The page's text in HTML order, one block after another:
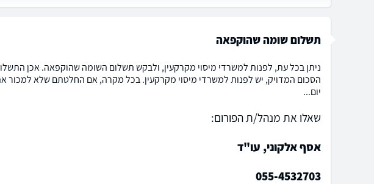
תשלום שומה שהוקפאה
ניתן בכל עת, לפנות למשרדי מיסוי מקרקעין, ולבקש תשלום השומה שהוקפאה. אכן
הסכום המדויק, יש לפנות למשרדי מיסוי מקרקעין. בכל מקרה, אם החלטתם שלא למכור
יום...
שאלו את מנהל/ת הפורום:
אסף אלקוני, עו"ד
055-4532703